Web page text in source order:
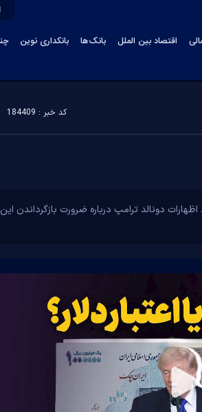
اقتصاد بین الملل بانک‌ها بانکداری نوین
کد خبر : 184409
دونالد ترامپ درباره ضرورت